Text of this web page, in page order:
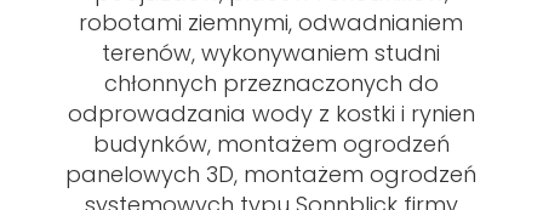
robotami ziemnymi, odwadnianiem
terenów, wykonywaniem studni
chłonnych przeznaczonych do
odprowadzania wody z kostki i rynien
budynków, montażem ogrodzeń
panelowych 3D, montażem ogrodzeń